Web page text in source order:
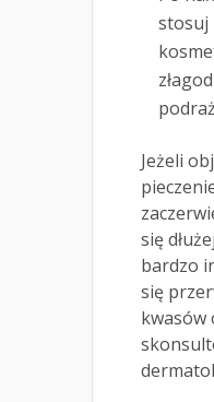
stosuj
Jeżeli
się
bardzo
się
kwasów